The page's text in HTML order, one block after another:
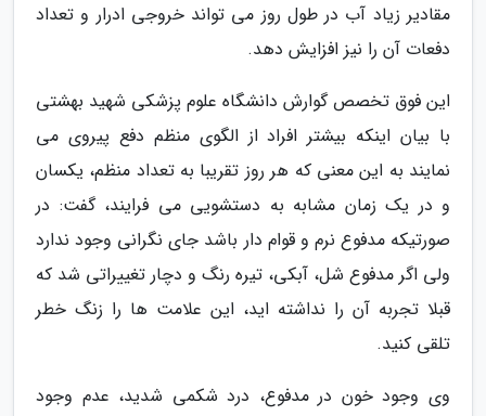
مقادیر زیاد آب در طول روز می تواند خروجی ادرار و تعداد
دفعات آن را نیز افزایش دهد.
این فوق تخصص گوارش دانشگاه علوم پزشکی شهید بهشتی
با بیان اینکه بیشتر افراد از الگوی منظم دفع پیروی می
نمایند به این معنی که هر روز تقریبا به تعداد منظم، یکسان
و در یک زمان مشابه به دستشویی می فرایند، گفت: در
صورتیکه مدفوع نرم و قوام دار باشد جای نگرانی وجود ندارد
ولی اگر مدفوع شل، آبکی، تیره رنگ و دچار تغییراتی شد که
قبلا تجربه آن را نداشته اید، این علامت ها را زنگ خطر
تلقی کنید.
وی وجود خون در مدفوع، درد شکمی شدید، عدم وجود